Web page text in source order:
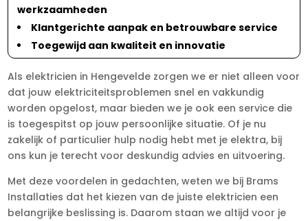
werkzaamheden
Klantgerichte aanpak en betrouwbare service
Toegewijd aan kwaliteit en innovatie
Als elektricien in Hengevelde zorgen we er niet alleen voor
dat jouw elektriciteitsproblemen snel en vakkundig
worden opgelost, maar bieden we je ook een service die
is toegespitst op jouw persoonlijke situatie. Of je nu
zakelijk of particulier hulp nodig hebt met je elektra, bij
ons kun je terecht voor deskundig advies en uitvoering.
Met deze voordelen in gedachten, weten we bij Brams
Installaties dat het kiezen van de juiste elektricien een
belangrijke beslissing is. Daarom staan we altijd voor je